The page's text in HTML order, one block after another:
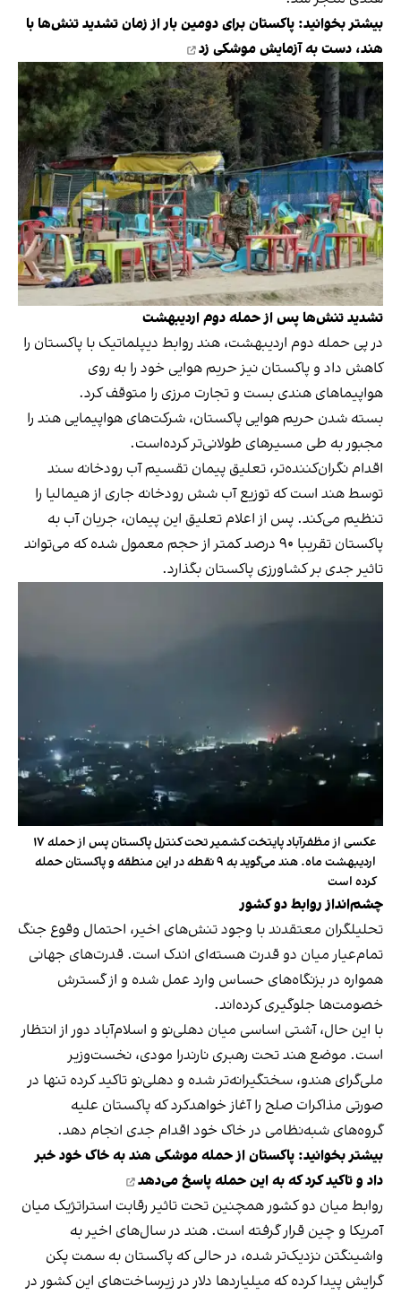
بیشتر بخوانید: پاکستان برای دومین بار از زمان تشدید تنش‌ها با
هند، دست به آزمایش موشکی زد
تشدید تنش‌ها پس از حمله دوم اردیبهشت
در پی حمله دوم اردیبهشت، هند روابط دیپلماتیک با پاکستان را
کاهش داد و پاکستان نیز حریم هوایی خود را به روی
هواپیماهای هندی بست و تجارت مرزی را متوقف کرد.
بسته شدن حریم هوایی پاکستان، شرکت‌های هواپیمایی هند را
مجبور به طی مسیرهای طولانی‌تر کرده‌است.
اقدام نگران‌کننده‌تر، تعلیق پیمان تقسیم آب رودخانه سند
توسط هند است که توزیع آب شش رودخانه جاری از هیمالیا را
تنظیم می‌کند. پس از اعلام تعلیق این پیمان، جریان آب به
پاکستان تقریبا ۹۰ درصد کمتر از حجم معمول شده که می‌تواند
تاثیر جدی بر کشاورزی پاکستان بگذارد.
عکسی از مظفرآباد پایتخت کشمیر تحت کنترل پاکستان پس از حمله ۱۷
اردیبهشت ماه. هند می‌گوید به ۹ نقطه در این منطقه و پاکستان حمله
کرده است
چشم‌انداز روابط دو کشور
تحلیلگران معتقدند با وجود تنش‌های اخیر، احتمال وقوع جنگ
تمام‌عیار میان دو قدرت هسته‌ای اندک است. قدرت‌های جهانی
همواره در بزنگاه‌های حساس وارد عمل شده و از گسترش
خصومت‌ها جلوگیری کرده‌اند.
با این حال، آشتی اساسی میان دهلی‌نو و اسلام‌آباد دور از انتظار
است. موضع هند تحت رهبری نارندرا مودی، نخست‌وزیر
ملی‌گرای هندو، سختگیرانه‌تر شده و دهلی‌نو تاکید کرده تنها در
صورتی مذاکرات صلح را آغاز خواهد‌کرد که پاکستان علیه
گروه‌های شبه‌نظامی در خاک خود اقدام جدی انجام دهد.
بیشتر بخوانید: پاکستان از حمله موشکی هند به خاک خود خبر
داد و تاکید کرد که به این حمله پاسخ می‌دهد
روابط میان دو کشور همچنین تحت تاثیر رقابت استراتژیک میان
آمریکا و چین قرار گرفته‌ است. هند در سال‌های اخیر به
واشینگتن نزدیک‌تر شده، در حالی که پاکستان به سمت پکن
گرایش پیدا کرده که میلیاردها دلار در زیرساخت‌های این کشور در